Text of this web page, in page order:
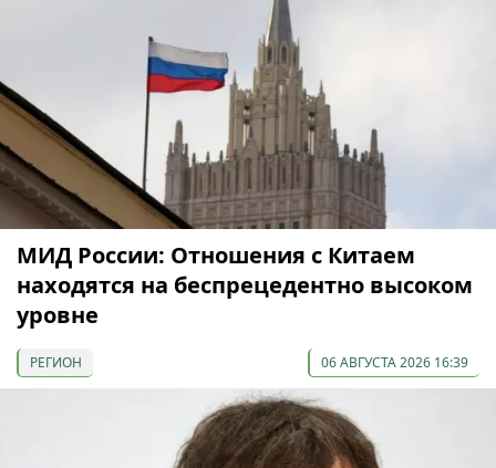
МИД России: Отношения с Китаем
находятся на беспрецедентно высоком
уровне
РЕГИОН 06 АВГУСТА 2026 16:39